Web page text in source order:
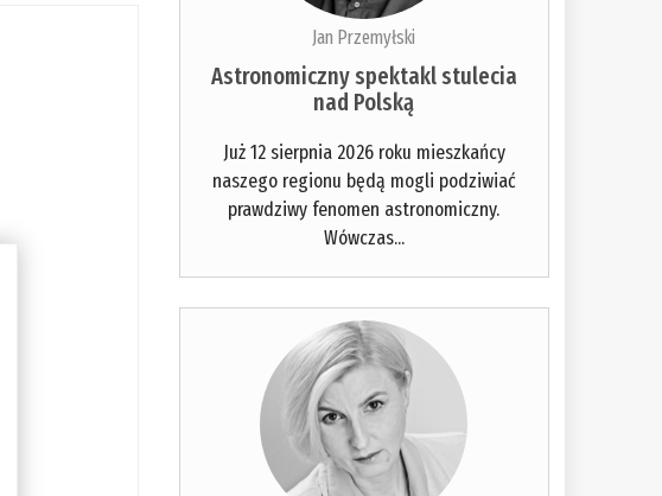
Jan Przemyłski
Astronomiczny spektakl stulecia
nad Polską
Już 12 sierpnia 2026 roku mieszkańcy
naszego regionu będą mogli podziwiać
prawdziwy fenomen astronomiczny.
Wówczas...